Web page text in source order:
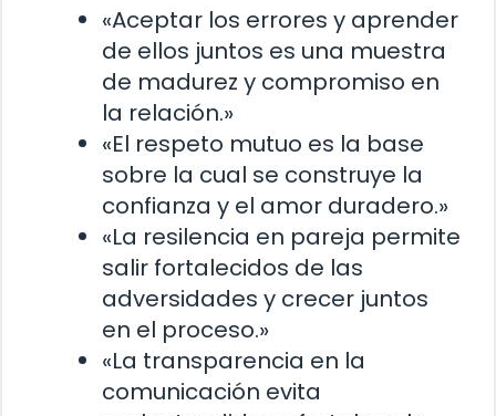
«Aceptar los errores y aprender
de ellos juntos es una muestra
de madurez y compromiso en
la relación.»
«El respeto mutuo es la base
sobre la cual se construye la
confianza y el amor duradero.»
«La resilencia en pareja permite
salir fortalecidos de las
adversidades y crecer juntos
en el proceso.»
«La transparencia en la
comunicación evita